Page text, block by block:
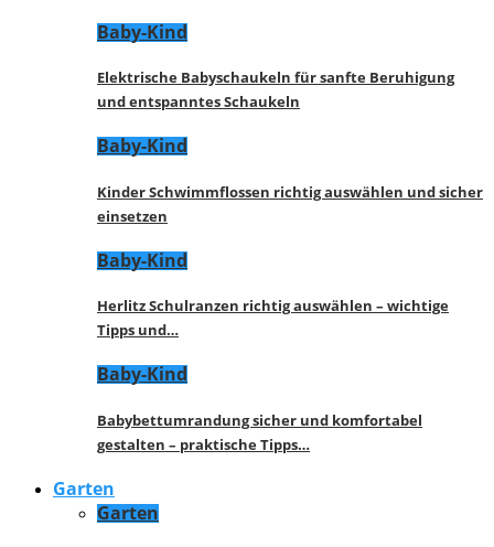
Baby-Kind
Elektrische Babyschaukeln für sanfte Beruhigung
und entspanntes Schaukeln
Baby-Kind
Kinder Schwimmflossen richtig auswählen und sicher
einsetzen
Baby-Kind
Herlitz Schulranzen richtig auswählen – wichtige
Tipps und…
Baby-Kind
Babybettumrandung sicher und komfortabel
gestalten – praktische Tipps…
Garten
Garten